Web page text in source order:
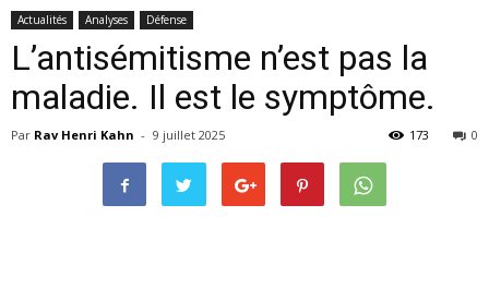
Actualités Analyses Défense
L’antisémitisme n’est pas la
maladie. Il est le symptôme.
Par Rav Henri Kahn - 9 juillet 2025 0
173